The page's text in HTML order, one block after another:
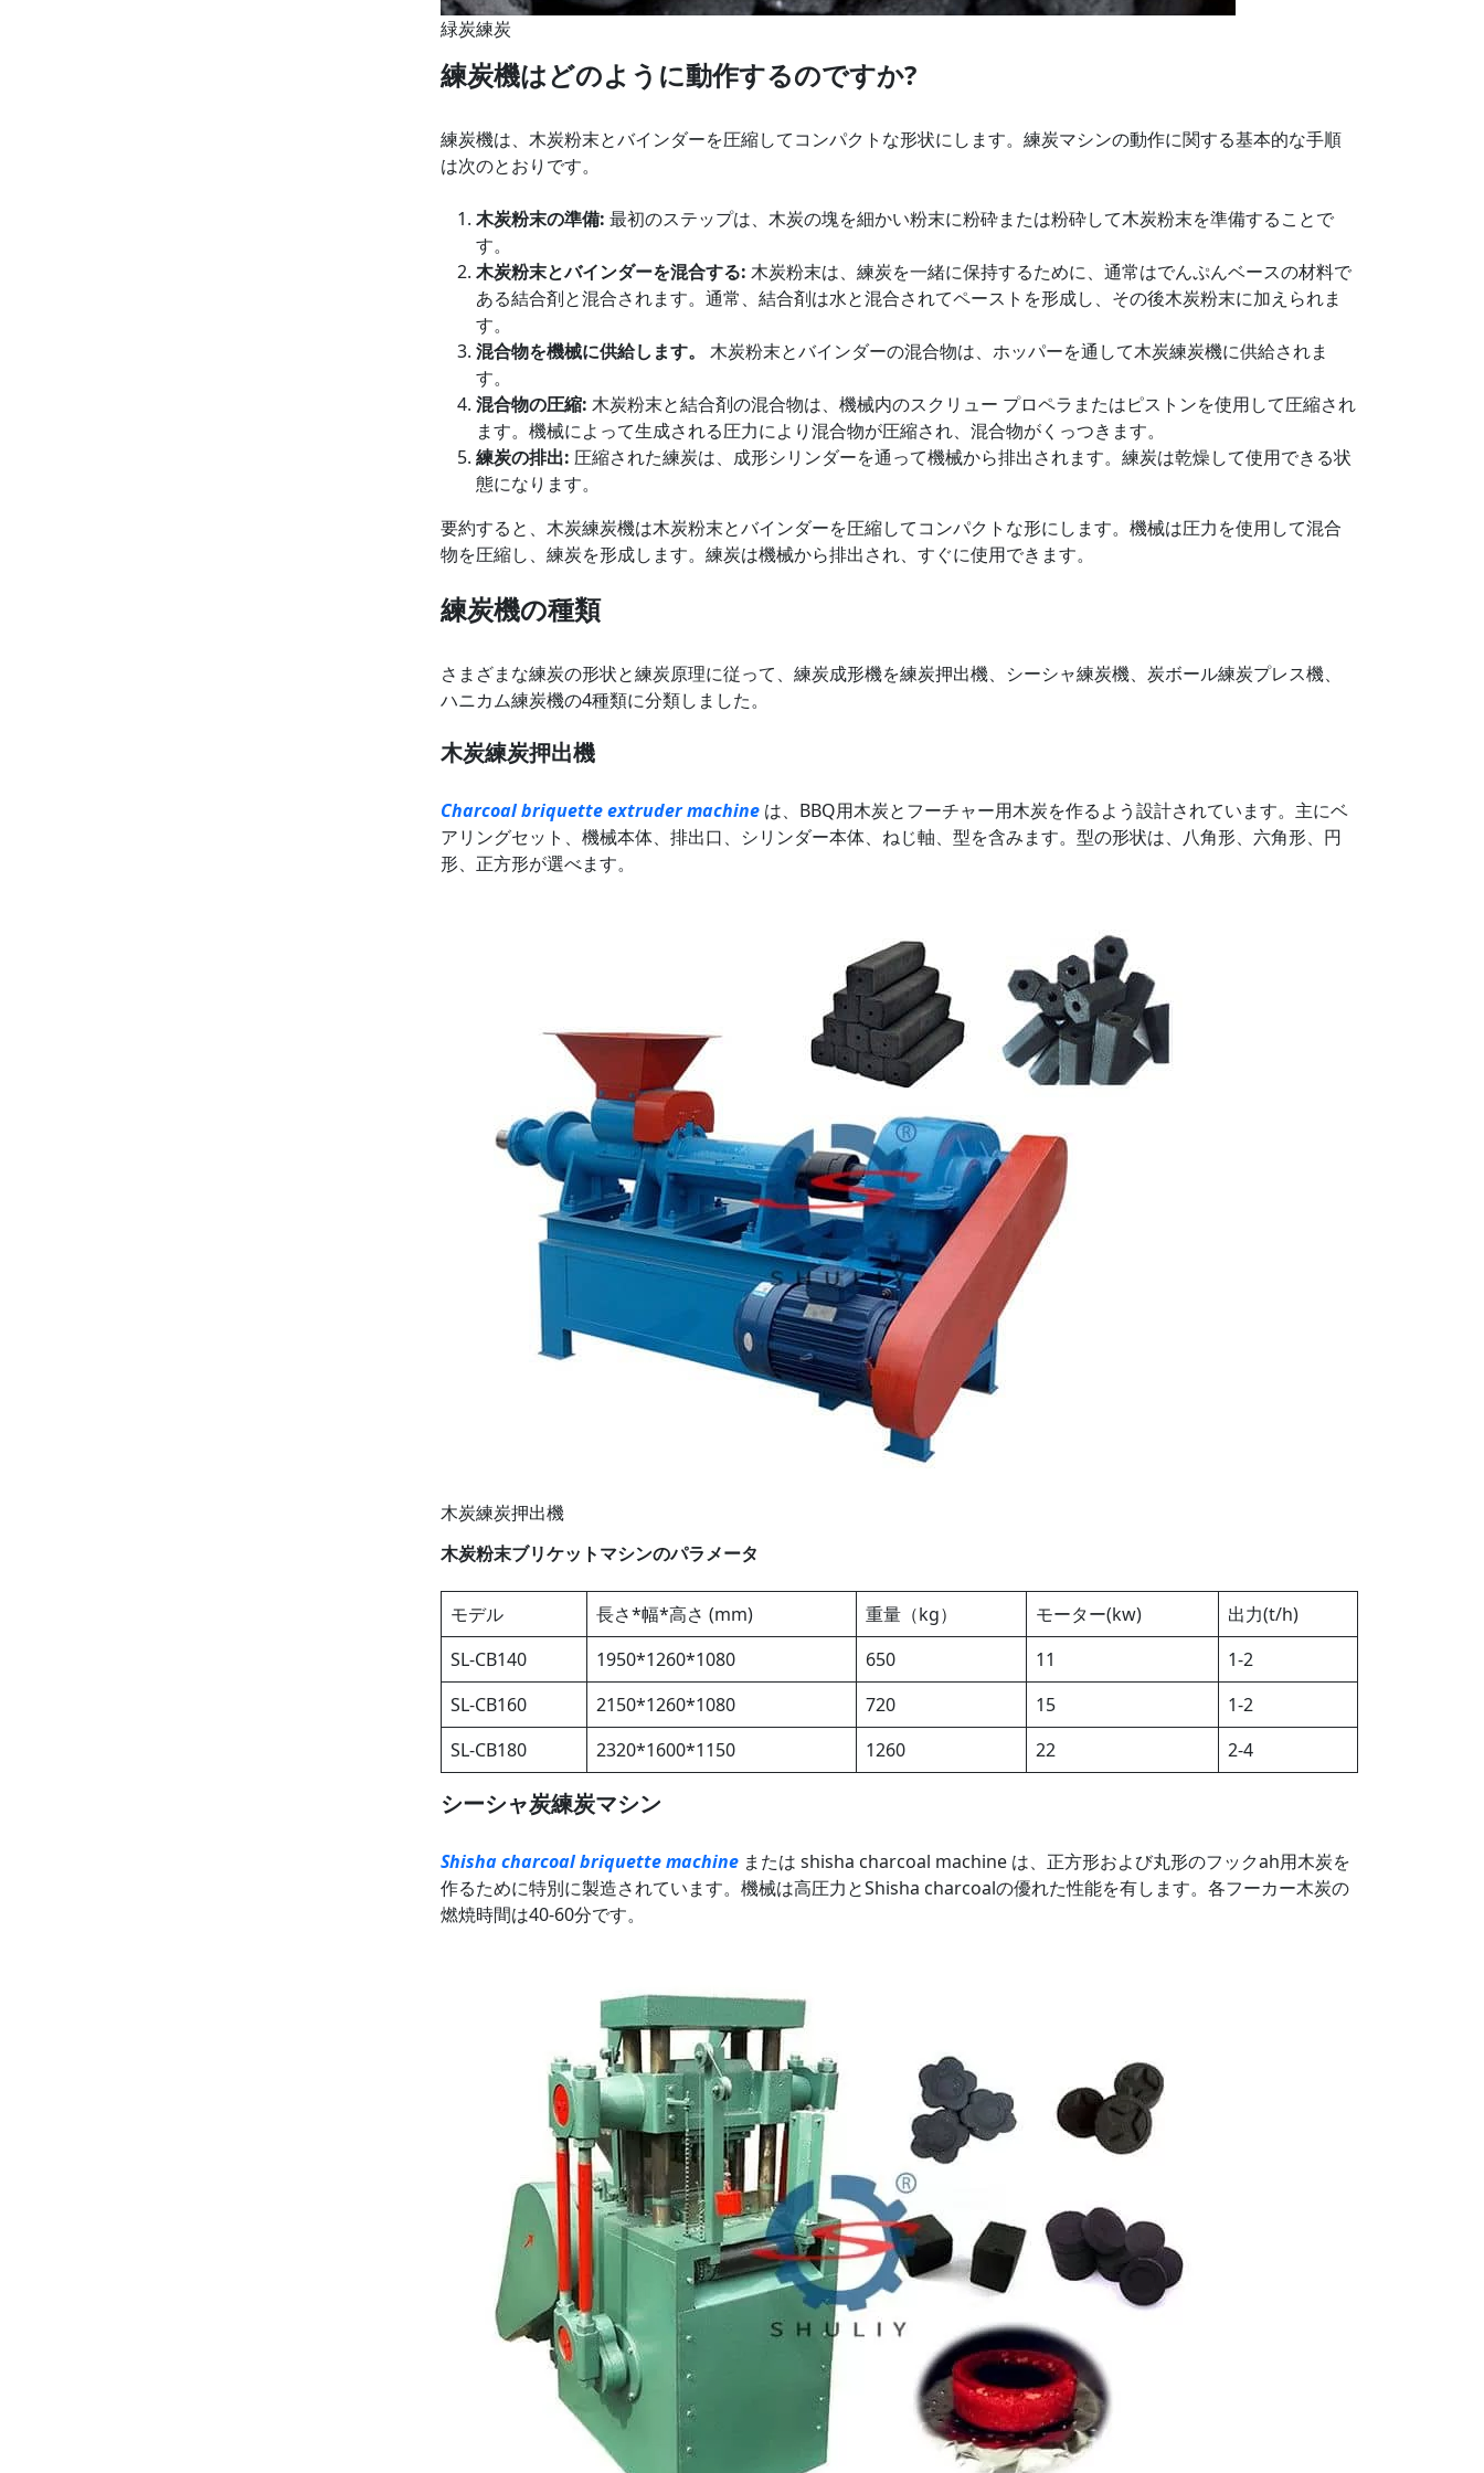
緑炭練炭
練炭機はどのように動作するのですか?
練炭機は、木炭粉末とバインダーを圧縮してコンパクトな形状にします。練炭マシンの動作に関する基本的な手順
は次のとおりです。
木炭粉末の準備: 最初のステップは、木炭の塊を細かい粉末に粉砕または粉砕して木炭粉末を準備することで
す。
木炭粉末とバインダーを混合する: 木炭粉末は、練炭を一緒に保持するために、通常はでんぷんベースの材料で
ある結合剤と混合されます。通常、結合剤は水と混合されてペーストを形成し、その後木炭粉末に加えられま
す。
混合物を機械に供給します。
木炭粉末とバインダーの混合物は、ホッパーを通して木炭練炭機に供給されま
す。
混合物の圧縮: 木炭粉末と結合剤の混合物は、機械内のスクリュー プロペラまたはピストンを使用して圧縮され
ます。機械によって生成される圧力により混合物が圧縮され、混合物がくっつきます。
練炭の排出: 圧縮された練炭は、成形シリンダーを通って機械から排出されます。練炭は乾燥して使用できる状
態になります。
要約すると、木炭練炭機は木炭粉末とバインダーを圧縮してコンパクトな形にします。機械は圧力を使用して混合
物を圧縮し、練炭を形成します。練炭は機械から排出され、すぐに使用できます。
練炭機の種類
さまざまな練炭の形状と練炭原理に従って、練炭成形機を練炭押出機、シーシャ練炭機、炭ボール練炭プレス機、
ハニカム練炭機の4種類に分類しました。
木炭練炭押出機
Charcoal briquette extruder machine は、BBQ用木炭とフーチャー用木炭を作るよう設計されています。主にベ
アリングセット、機械本体、排出口、シリンダー本体、ねじ軸、型を含みます。型の形状は、八角形、六角形、円
形、正方形が選べます。
木炭練炭押出機
木炭粉末ブリケットマシンのパラメータ
モデル 長さ*幅*高さ (mm) 重量（kg） モーター(kw)
出力(t/h)
SL-CB140
1950*1260*1080 650 11
1-2
SL-CB160
2150*1260*1080 720 15
1-2
SL-CB180
2320*1600*1150 1260 22 2-4
シーシャ炭練炭マシン
Shisha charcoal briquette machine または shisha charcoal machine は、正方形および丸形のフックah用木炭を
作るために特別に製造されています。機械は高圧力とShisha charcoalの優れた性能を有します。各フーカー木炭の
燃焼時間は40-60分です。